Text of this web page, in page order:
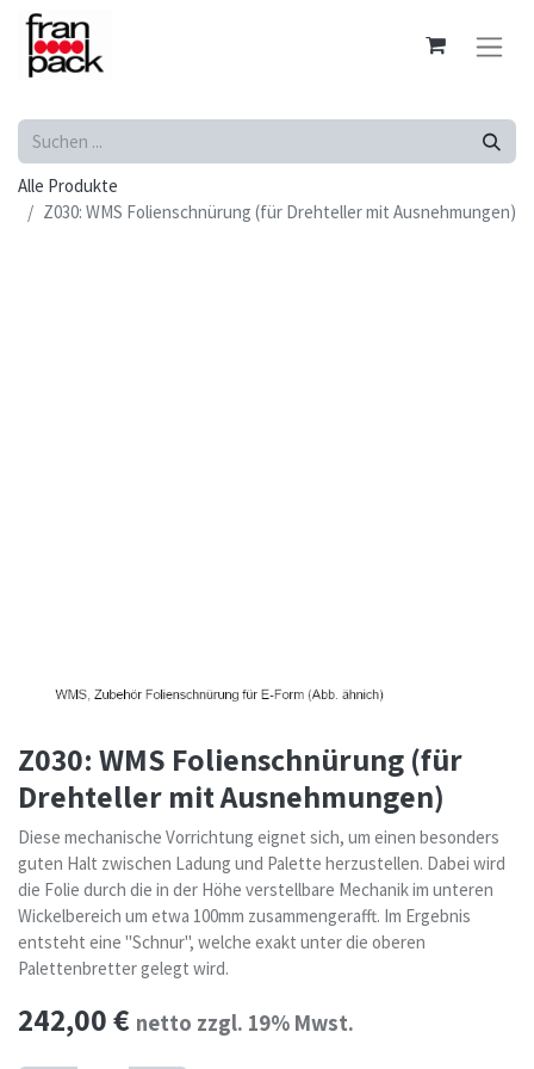
Alle Produkte
Z030: WMS Folienschnürung (für Drehteller mit Ausnehmungen)
Z030: WMS Folienschnürung (für
Drehteller mit Ausnehmungen)
Diese mechanische Vorrichtung eignet sich, um einen besonders
guten Halt zwischen Ladung und Palette herzustellen. Dabei wird
die Folie durch die in der Höhe verstellbare Mechanik im unteren
Wickelbereich um etwa 100mm zusammengerafft. Im Ergebnis
entsteht eine "Schnur", welche exakt unter die oberen
Palettenbretter gelegt wird.
242,00€ netto zzgl. 19% Mwst.